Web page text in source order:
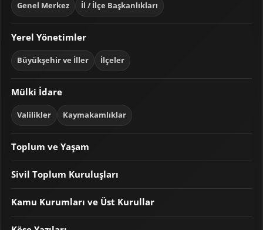
Genel Merkez İl / İlçe Başkanlıkları
Yerel Yönetimler
Büyükşehir ve İller İlçeler
Mülki İdare
Valilikler Kaymakamlıklar
Toplum ve Yaşam
Sivil Toplum Kuruluşları
Kamu Kurumları ve Üst Kurullar